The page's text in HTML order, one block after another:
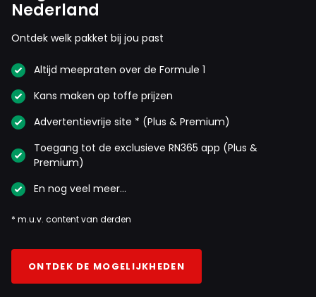
Nederland
Ontdek welk pakket bij jou past
Altijd meepraten over de Formule 1
Kans maken op toffe prijzen
Advertentievrije site * (Plus & Premium)
Toegang tot de exclusieve RN365 app (Plus &
Premium)
En nog veel meer…
* m.u.v. content van derden
ONTDEK DE MOGELIJKHEDEN